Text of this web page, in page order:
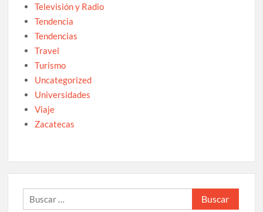
Televisión y Radio
Tendencia
Tendencias
Travel
Turismo
Uncategorized
Universidades
Viaje
Zacatecas
Buscar: